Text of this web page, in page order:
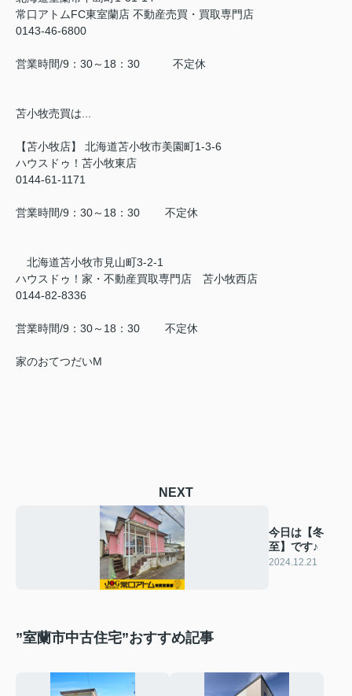
常口アトムFC東室蘭店 不動産売買・買取専門店
0143-46-6800
営業時間/9：30～18：30 不定休
苫小牧売買は...
【苫小牧店】 北海道苫小牧市美園町1-3-6
ハウスドゥ！苫小牧東店
0144-61-1171
営業時間/9：30～18：30 不定休
北海道苫小牧市見山町3-2-1
ハウスドゥ！家・不動産買取専門店 苫小牧西店
0144-82-8336
営業時間/9：30～18：30 不定休
家のおてつだいM
NEXT
今日は【冬
至】です♪
2024.12.21
”室蘭市中古住宅”おすすめ記事